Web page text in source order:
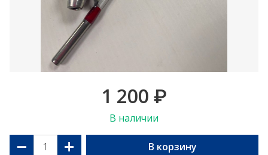
1 200 ₽
В наличии
− + В корзину